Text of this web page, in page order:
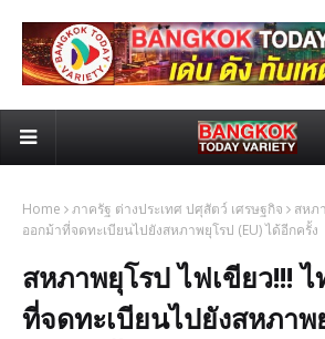
Home ภาครัฐ ต่างประเทศ ปศุสัตว์ เศรษฐกิจ
สหภ
ออกม้าที่จดทะเบียนไปยังสหภาพยุโรป (EU) ได้อีกครั้ง
สหภาพยุโรป ไฟเขียว!!!
ที่จดทะเบียนไปยังสหภาพ